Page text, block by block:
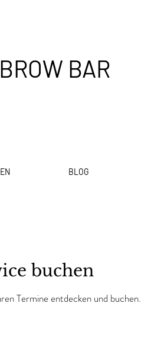
BAR
BLOG
buchen
Termine entdecken und buchen.